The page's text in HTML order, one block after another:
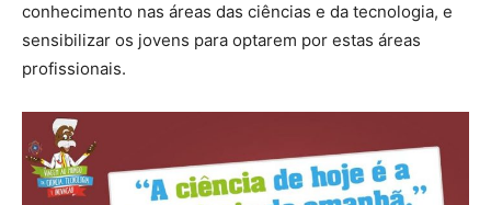
conhecimento nas áreas das ciências e da tecnologia, e
sensibilizar os jovens para optarem por estas áreas
profissionais.